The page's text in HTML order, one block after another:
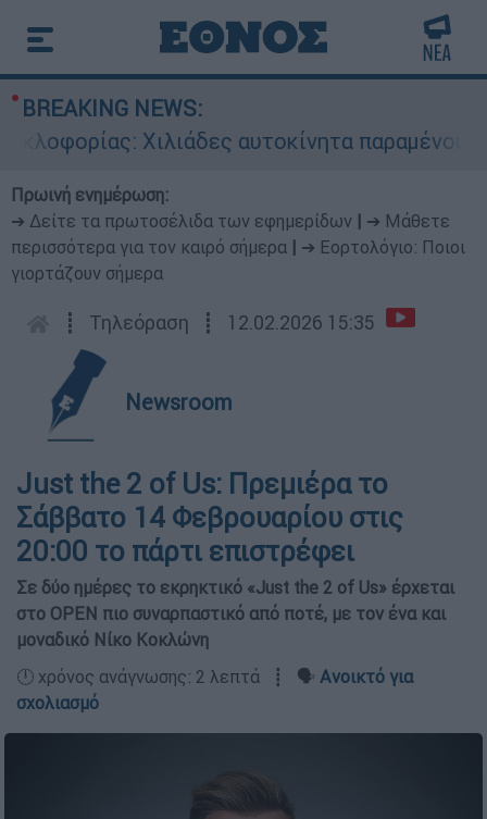
BREAKING NEWS:
Χιλιάδες αυτοκίνητα παραμένουν
Πρωινή ενημέρωση:
➔ Δείτε τα πρωτοσέλιδα των εφημερίδων
➔ Μάθετε
περισσότερα για τον καιρό σήμερα
➔ Εορτολόγιο: Ποιοι
γιορτάζουν σήμερα
┋ Τηλεόραση ┋ 12.02.2026 15:35
Newsroom
Just the 2 of Us: Πρεμιέρα το
Σάββατο 14 Φεβρουαρίου στις
20:00 το πάρτι επιστρέφει
Σε δύο ημέρες το εκρηκτικό «Just the 2 of Us» έρχεται
στο OPEN πιο συναρπαστικό από ποτέ, με τον ένα και
μοναδικό Νίκο Κοκλώνη
🕛 χρόνος ανάγνωσης: 2 λεπτά ┋ 🗣️ Ανοικτό για
σχολιασμό